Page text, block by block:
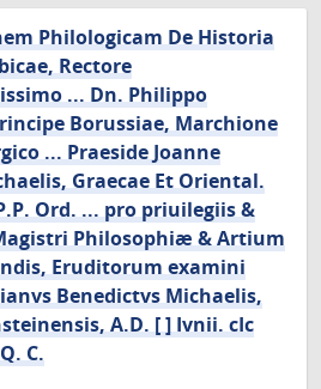
Philologicam De Historia
Rectore
... Dn. Philippo
Borussiae, Marchione
... Praeside Joanne
Graecae Et Oriental.
Ord. ... pro priuilegiis &
Philosophiæ & Artium
Eruditorum examini
Benedictvs Michaelis,
A.D. [ ] Ivnii. cIc
C.